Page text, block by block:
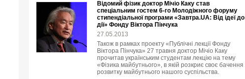
Відомий фізик доктор Мічіо Каку став
спеціальним гостем 6-го Молодіжного форуму
стипендіальної програми «Завтра.UA: Від ідеї до
дії» Фонду Віктора Пінчука
27.05.2013
Також в рамках проекту «Публічні лекції Фонду
Віктора Пінчука» 27 травня доктор Мічіо Каку
прочитав українським студентам лекцію на тему
«Фізика майбутнього», в якій розкриє своє бачення
розвитку майбутнього нашого суспільства.